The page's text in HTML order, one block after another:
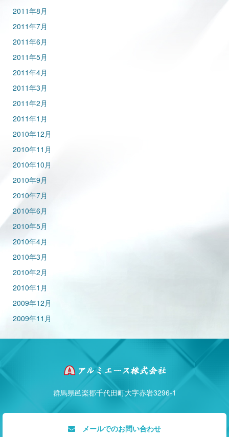
2011年8月
2011年7月
2011年6月
2011年5月
2011年4月
2011年3月
2011年2月
2011年1月
2010年12月
2010年11月
2010年10月
2010年9月
2010年7月
2010年6月
2010年5月
2010年4月
2010年3月
2010年2月
2010年1月
2009年12月
2009年11月
群馬県邑楽郡千代田町大字赤岩3296-1
メールでのお問い合わせ